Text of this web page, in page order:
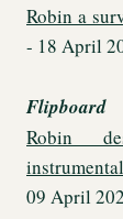
Robin a
- 18 April
Flipboard
Robin
09 April